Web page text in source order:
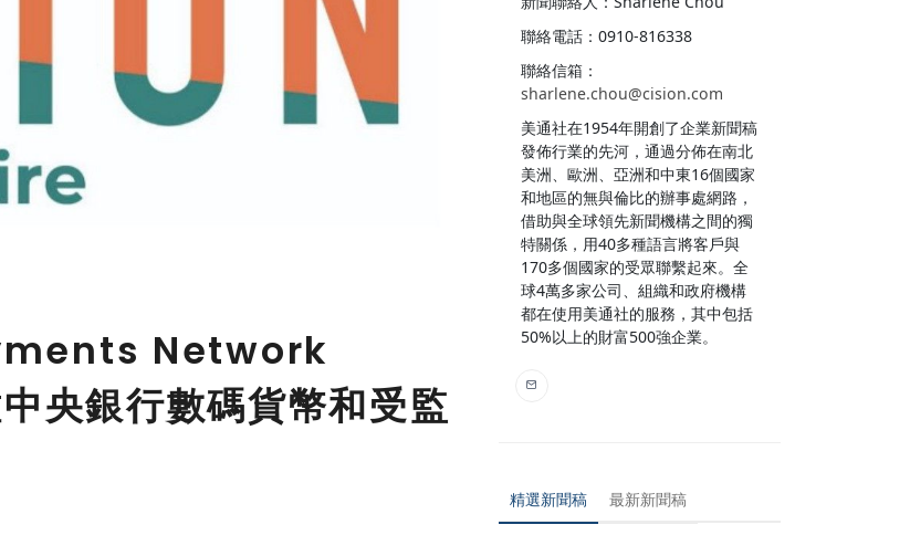
Network
央銀行數碼貨幣和受監
聯絡電話：0910-816338
聯絡信箱：
sharlene.chou@cision.com
美通社在1954年開創了企業新聞稿
發佈行業的先河，通過分佈在南北
美洲、歐洲、亞洲和中東16個國家
和地區的無與倫比的辦事處網路，
借助與全球領先新聞機構之間的獨
特關係，用40多種語言將客戶與
170多個國家的受眾聯繫起來。全
球4萬多家公司、組織和政府機構
都在使用美通社的服務，其中包括
50%以上的財富500強企業。
精選新聞稿 最新新聞稿